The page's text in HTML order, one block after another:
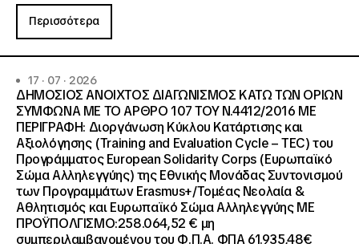
Περισσότερα
17 · 07 · 2026
ΔΗΜΟΣΙΟΣ ΑΝΟΙΧΤΟΣ ΔΙΑΓΩΝΙΣΜΟΣ ΚΑΤΩ ΤΩΝ ΟΡΙΩΝ
ΣΥΜΦΩΝΑ ΜΕ ΤΟ ΑΡΘΡΟ 107 ΤΟΥ Ν.4412/2016 ΜΕ
ΠΕΡΙΓΡΑΦΗ: Διοργάνωση Κύκλου Κατάρτισης και
Αξιολόγησης (Training and Evaluation Cycle – TEC) του
Προγράμματος European Solidarity Corps (Ευρωπαϊκό
Σώμα Αλληλεγγύης) της Εθνικής Μονάδας Συντονισμού
των Προγραμμάτων Erasmus+/Τομέας Νεολαία &
Αθλητισμός και Ευρωπαϊκό Σώμα Αλληλεγγύης ΜΕ
ΠΡΟΫΠΟΛΓΙΣΜΟ:258.064,52 € μη
συμπεριλαμβανομένου του Φ.Π.Α. ΦΠΑ 61.935,48€